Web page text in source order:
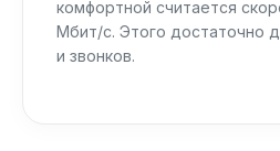
комфортной считается
Мбит/с. Этого достаточно
и звонков.